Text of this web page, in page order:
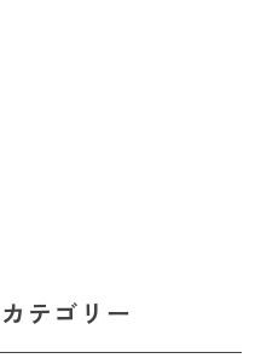
テゴリー